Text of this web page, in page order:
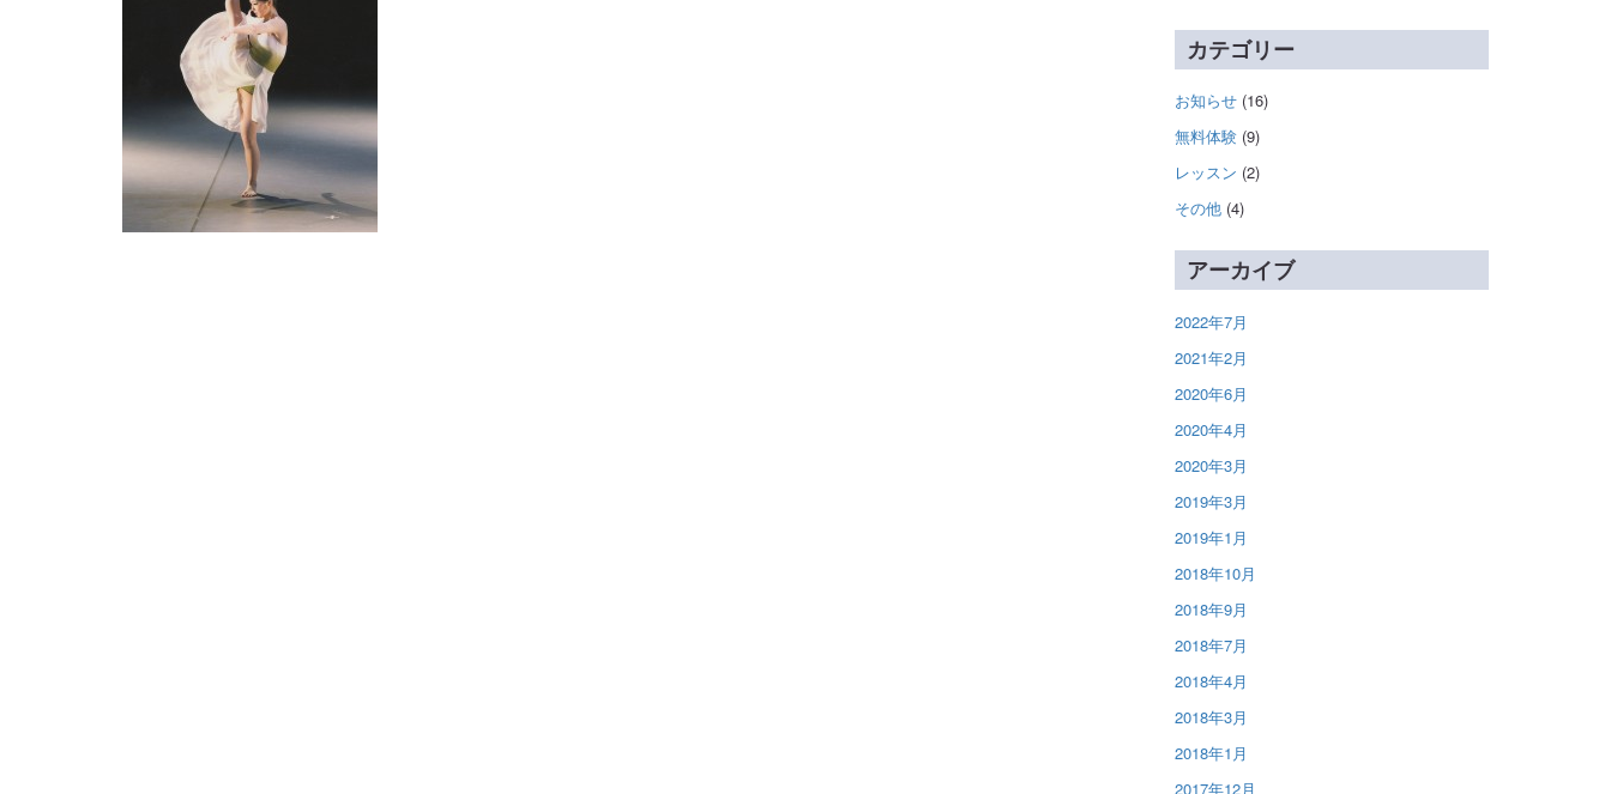
カテゴリー
お知らせ(16)
無料体験(9)
レッスン (2)
その他(4)
アーカイブ
2022年7月
2021年2月
2020年6月
2020年4月
2020年3月
2019年3月
2019年1月
2018年10月
2018年9月
2018年7月
2018年4月
2018年3月
2018年1月
2017年12月